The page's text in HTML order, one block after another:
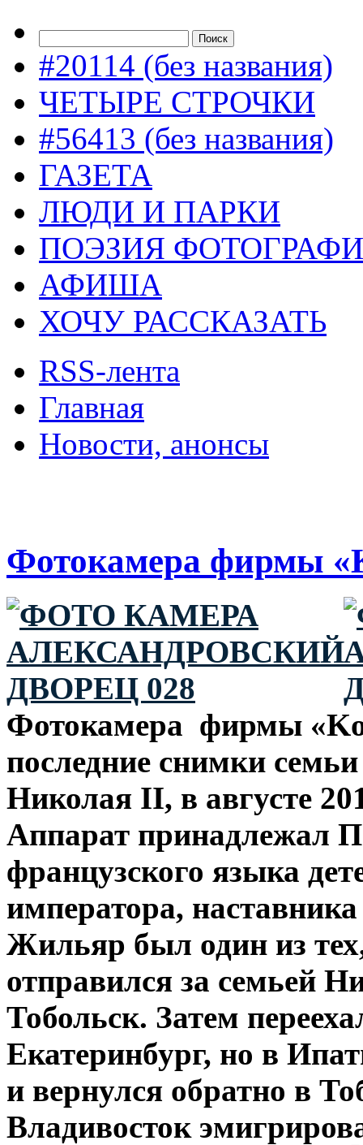
#20114 (без названия)
ЧЕТЫРЕ СТРОЧКИ
#56413 (без названия)
ГАЗЕТА
ЛЮДИ И ПАРКИ
ПОЭЗИЯ
АФИША
ХОЧУ РАССКАЗАТЬ
RSS-лента
Главная
Новости, анонсы
Фотокамера фирмы
Фотокамера фирмы
последние снимки
Николая II, в августе
Аппарат принадлежал
французского языка
императора,
Жильяр был один из
отправился за семьей
Тобольск. Затем
Екатеринбург, но в
и вернулся обратно в
Владивосток